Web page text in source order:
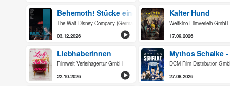
Behemoth! Stücke eines Lebens
The Walt Disney Company (Germany) GmbH
03.12.2026
Kalter Hund
Weltkino Filmverleih GmbH
17.09.2026
Liebhaberinnen
Filmwelt Verleihagentur GmbH
22.10.2026
Mythos Schalke
DCM Film Distribution
27.08.2026